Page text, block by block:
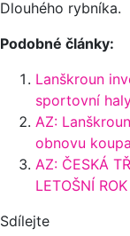
Dlouhého rybníka.
Podobné články:
Lanškroun
sportovní
AZ:
obnovu
AZ: ČESKÁ
LETOŠNÍ ROK
Sdílejte